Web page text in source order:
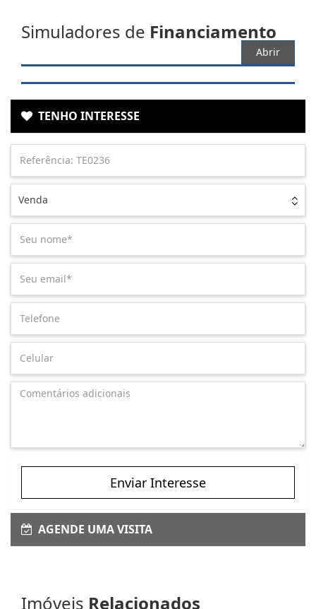
Simuladores de Financiamento
Abrir
TENHO INTERESSE
Venda
Enviar Interesse
AGENDE UMA VISITA
Imóveis Relacionados